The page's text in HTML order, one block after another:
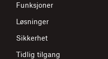
Funksjoner
Løsninger
Sikkerhet
Tidlig tilgang